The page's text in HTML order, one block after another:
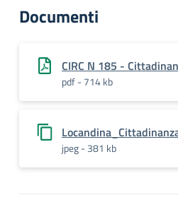
Documenti
CIRC N 185 -
pdf - 714 kb
jpeg - 381 kb